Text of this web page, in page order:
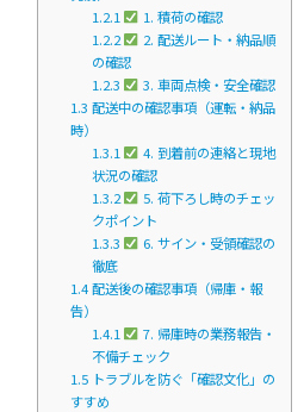
1.2.1
1. 積荷の確認
1.2.2
2. 配送ルート・納品順
の確認
1.2.3
3. 車両点検・安全確認
1.3 配送中の確認事項（運転・納品
時）
1.3.1
4. 到着前の連絡と現地
状況の確認
1.3.2
5. 荷下ろし時のチェッ
クポイント
1.3.3
6. サイン・受領確認の
徹底
1.4配送後の確認事項（帰庫・報
告）
1.4.1
7. 帰庫時の業務報告・
不備チェック
1.5 トラブルを防ぐ「確認文化」の
すすめ